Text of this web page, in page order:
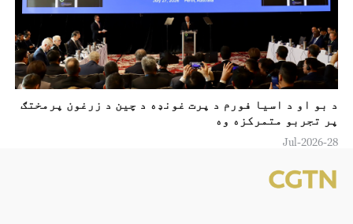
د بو او د اسيا فورم د پرت غونډه د چين د زرغون پرمختګ
پر تجربو متمرکزه وه
28-Jul-2026